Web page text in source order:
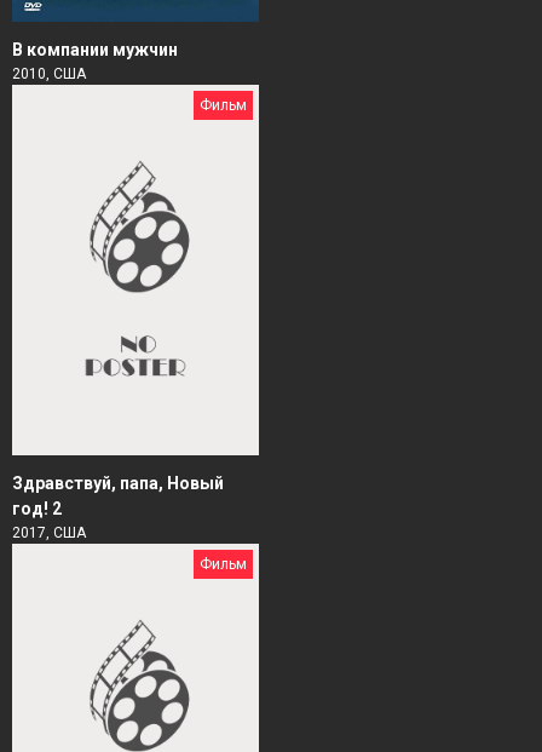
В компании мужчин
2010, США
Фильм
Здравствуй, папа, Новый
год! 2
2017, США
Фильм